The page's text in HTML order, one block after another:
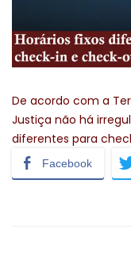
De acordo com a
Justiça não há
diferentes para
Facebook